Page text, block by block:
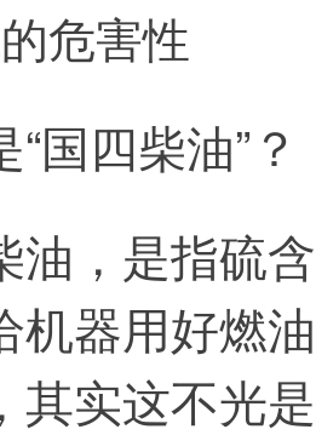
危害性
国四柴油”？
油，是指硫
机器用好燃
其实这不光